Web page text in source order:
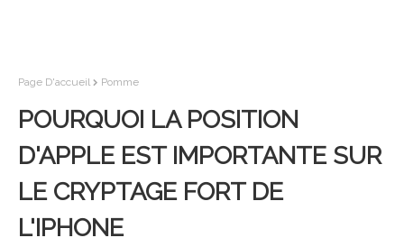
Page D'accueil Pomme
POURQUOI LA POSITION
D'APPLE EST IMPORTANTE SUR
LE CRYPTAGE FORT DE
L'IPHONE